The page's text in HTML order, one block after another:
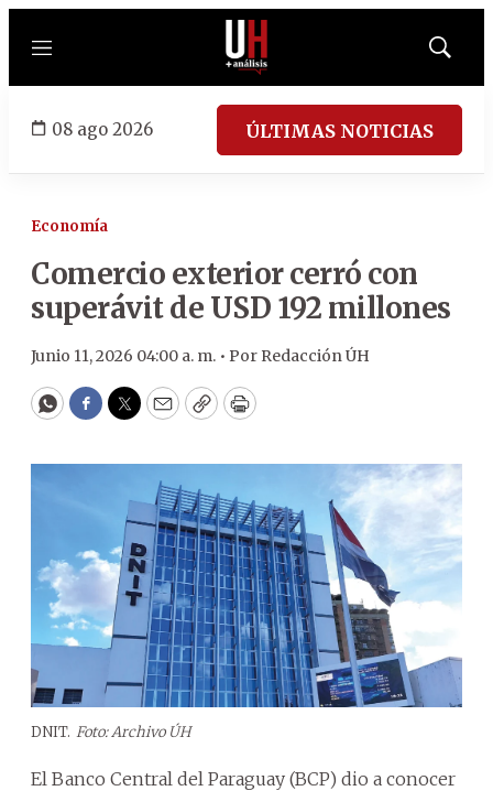
Menú
Mostrar
08 ago 2026 ÚLTIMAS NOTICIAS
Economía
Comercio exterior cerró con
superávit de USD 192 millones
Junio 11, 2026 04:00 a. m. • Por Redacción ÚH
WhatsApp
Facebook
Twitter
EmailCopyPrint
DNIT. Foto: Archivo ÚH
El Banco Central del Paraguay (BCP) dio a conocer